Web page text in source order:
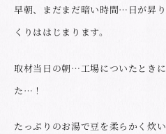
早朝、まだまだ暗い時間…日が昇
くりははじまります。
取材当日の朝…工場についたとき
た…！
たっぷりのお湯で豆を柔らかく炊